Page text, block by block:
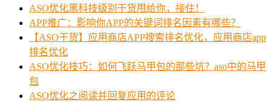
ASO优化黑科技级别干货甩给你，接住！
APP推广：影响你APP的关键词排名因素有哪些？
【ASO干货】应用商店APP搜索排名优化，应用商店app
排名优化
ASO优化技巧：如何飞跃马甲包的那些坑？aso中的马甲
包
ASO优化之阅读并回复应用的评论